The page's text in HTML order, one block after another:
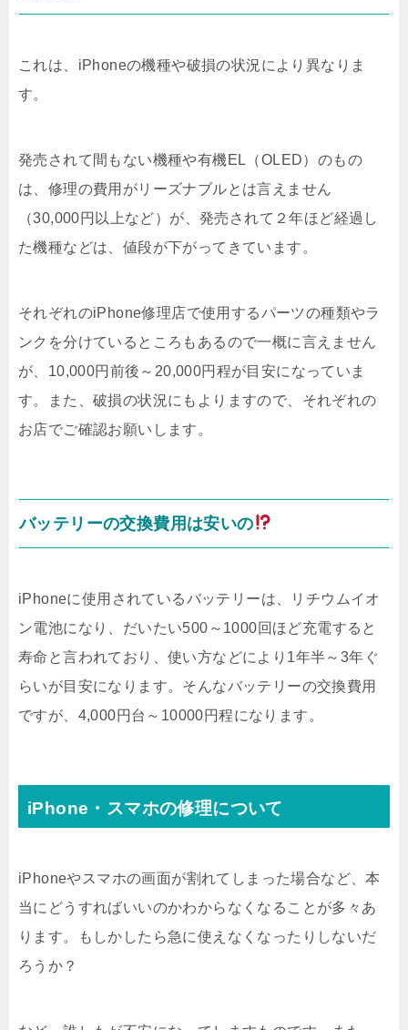
これは、iPhoneの機種や破損の状況により異なりま
す。
発売されて間もない機種や有機EL（OLED）のもの
は、修理の費用がリーズナブルとは言えません
（30,000円以上など）が、発売されて２年ほど経過し
た機種などは、値段が下がってきています。
それぞれのiPhone修理店で使用するパーツの種類やラ
ンクを分けているところもあるので一概に言えません
が、10,000円前後～20,000円程が目安になっていま
す。また、破損の状況にもよりますので、それぞれの
お店でご確認お願いします。
バッテリーの交換費用は安いの
iPhoneに使用されているバッテリーは、リチウムイオ
ン電池になり、だいたい500～1000回ほど充電すると
寿命と言われており、使い方などにより1年半～3年ぐ
らいが目安になります。そんなバッテリーの交換費用
ですが、4,000円台～10000円程になります。
iPhone・スマホの修理について
iPhoneやスマホの画面が割れてしまった場合など、本
当にどうすればいいのかわからなくなることが多々あ
ります。もしかしたら急に使えなくなったりしないだ
ろうか？